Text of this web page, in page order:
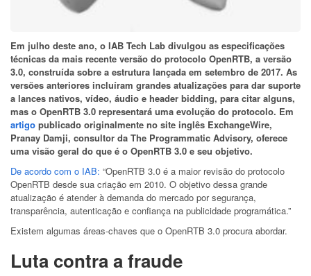
Em julho deste ano, o IAB Tech Lab divulgou as especificações
técnicas da mais recente versão do protocolo OpenRTB, a versão
3.0, construída sobre a estrutura lançada em setembro de 2017. As
versões anteriores incluíram grandes atualizações para dar suporte
a lances nativos, vídeo, áudio e header bidding, para citar alguns,
mas o OpenRTB 3.0 representará uma evolução do protocolo. Em
artigo publicado originalmente no site inglês ExchangeWire,
Pranay Damji, consultor da The Programmatic Advisory, oferece
uma visão geral do que é o OpenRTB 3.0 e seu objetivo.
De acordo com o IAB: “OpenRTB 3.0 é a maior revisão do protocolo
OpenRTB desde sua criação em 2010. O objetivo dessa grande
atualização é atender à demanda do mercado por segurança,
transparência, autenticação e confiança na publicidade programática.”
Existem algumas áreas-chaves que o OpenRTB 3.0 procura abordar.
Luta contra a fraude